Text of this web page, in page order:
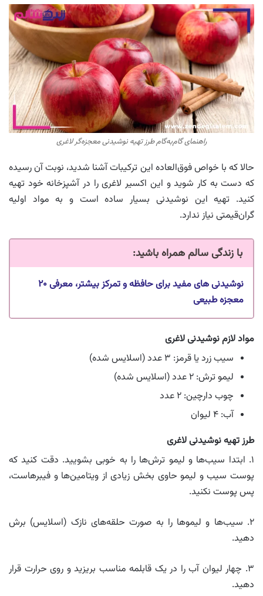
راهنمای گام‌به‌گام طرز تهیه نوشیدنی معجزه‌گر لاغری
حالا که با خواص فوق‌العاده این ترکیبات آشنا شدید، نوبت آن رسیده
که دست به کار شوید و این اکسیر لاغری را در آشپزخانه خود تهیه
کنید. تهیه این نوشیدنی بسیار ساده است و به مواد اولیه
گران‌قیمتی نیاز ندارد.
با زندگی سالم همراه باشید:
نوشیدنی های مفید برای حافظه و تمرکز بیشتر، معرفی ۲۰
معجزه طبیعی
مواد لازم نوشیدنی لاغری
سیب زرد یا قرمز: ۳ عدد (اسلایس شده)
لیمو ترش: ۲ عدد (اسلایس شده)
چوب دارچین: ۲ عدد
آب: ۴ لیوان
طرز تهیه نوشیدنی لاغری
۱. ابتدا سیب‌ها و لیمو ترش‌ها را به خوبی بشویید. دقت کنید که
پوست سیب و لیمو حاوی بخش زیادی از ویتامین‌ها و فیبرهاست،
پس پوست نکنید.
۲. سیب‌ها و لیموها را به صورت حلقه‌های نازک (اسلایس) برش
دهید.
۳. چهار لیوان آب را در یک قابلمه مناسب بریزید و روی حرارت قرار
دهید.